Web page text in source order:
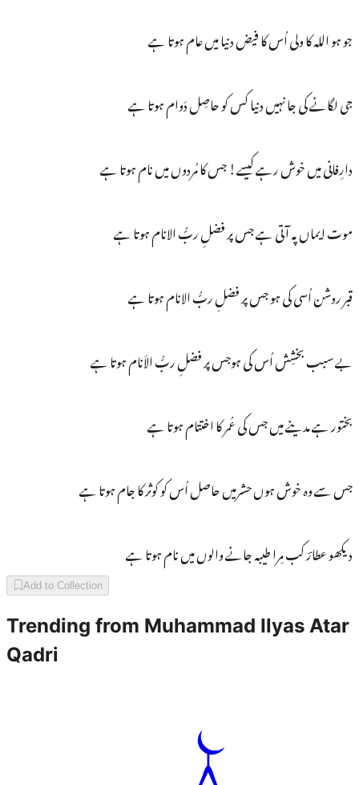
جو ہو اللہ کا ولی اُس کا فیض دنیا میں عام ہوتا ہے
جی لگانے کی جا نہیں دنیا کس کو حاصِل دَوام ہوتا ہے
دارِفانی میں خوش رہے کیسے! جس کا مُردوں میں نام ہوتا ہے
موت ایماں پہ آتی ہے جس پر فضلِ ربُّ الانام ہوتا ہے
قبر روشن اُسی کی ہو جس پر فضلِ ربُّ الانام ہوتا ہے
بے سبب بخشِش اُس کی ہوجس پر فضلِ ربُّ الاَنام ہوتا ہے
بختور ہے مدینے میں جس کی عُمر کا اختتام ہوتا ہے
جس سے وہ خوش ہوں حشرمیں حاصل اُس کو کوثر کا جام ہوتا ہے
دیکھو عطارؔ کب مِرا طیبہ جانے والوں میں نام ہوتا ہے
Add to Collection
Trending from Muhammad Ilyas Atar
Qadri